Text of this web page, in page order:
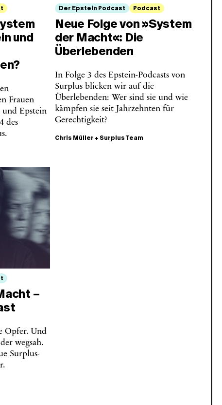
und
Frauen
und Epstein
des
Der Epstein Podcast Podcast
Neue Folge von »System
der Macht«: Die
Überlebenden
In Folge 3 des Epstein-Podcasts von
Surplus blicken wir auf die
Überlebenden: Wer sind sie und wie
kämpfen sie seit Jahrzehnten für
Gerechtigkeit?
Chris Müller + Surplus Team
–
Opfer. Und
wegsah.
Surplus-